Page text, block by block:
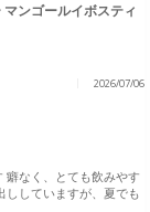
ンゴールイボスティ
2026/07/06
癖なく、とても飲みやす
ししていますが、夏でも